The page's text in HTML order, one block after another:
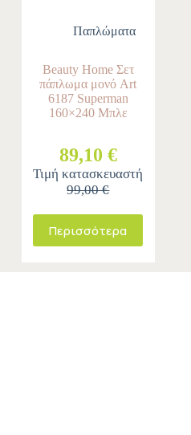
Παπλώματα
Beauty Home Σετ
πάπλωμα μονό Art
6187 Superman
160×240 Μπλε
89,10 €
Τιμή κατασκευαστή
99,00 €
Περισσότερα